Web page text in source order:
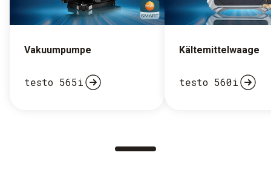
Vakuumpumpe
testo 565i
Kältemittelwaage
testo 560i